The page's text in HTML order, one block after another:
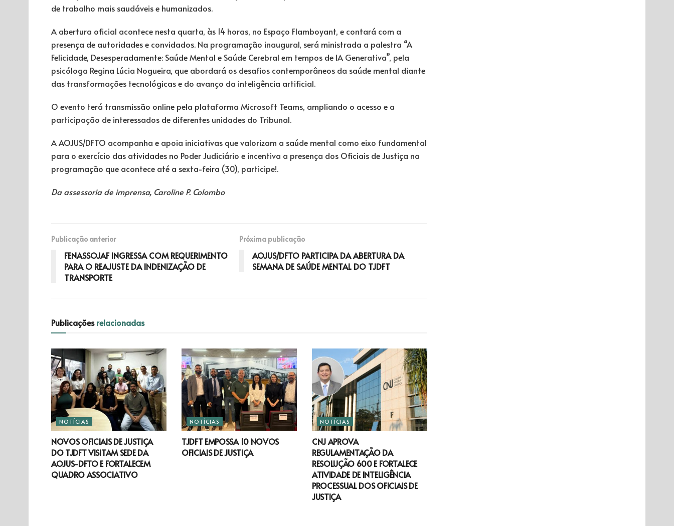
de trabalho mais saudáveis e humanizados.
A abertura oficial acontece nesta quarta, às 14 horas, no Espaço Flamboyant, e contará com a
presença de autoridades e convidados. Na programação inaugural, será ministrada a palestra “A
Felicidade, Desesperadamente: Saúde Mental e Saúde Cerebral em tempos de IA Generativa”, pela
psicóloga Regina Lúcia Nogueira, que abordará os desafios contemporâneos da saúde mental diante
das transformações tecnológicas e do avanço da inteligência artificial.
O evento terá transmissão online pela plataforma Microsoft Teams, ampliando o acesso e a
participação de interessados de diferentes unidades do Tribunal.
A AOJUS/DFTO acompanha e apoia iniciativas que valorizam a saúde mental como eixo fundamental
para o exercício das atividades no Poder Judiciário e incentiva a presença dos Oficiais de Justiça na
programação que acontece até a sexta-feira (30), participe!.
Da assessoria de imprensa, Caroline P. Colombo
Publicação anterior
FENASSOJAF INGRESSA COM REQUERIMENTO
PARA O REAJUSTE DA INDENIZAÇÃO DE
TRANSPORTE
Próxima publicação
AOJUS/DFTO PARTICIPA DA ABERTURA DA
SEMANA DE SAÚDE MENTAL DO TJDFT
Publicaçõesrelacionadas
NOTÍCIAS
NOVOS OFICIAIS DE JUSTIÇA
DO TJDFT VISITAM SEDE DA
AOJUS-DFTO E FORTALECEM
QUADRO ASSOCIATIVO
NOTÍCIAS
TJDFT EMPOSSA 10 NOVOS
OFICIAIS DE JUSTIÇA
NOTÍCIAS
CNJ APROVA
REGULAMENTAÇÃO DA
RESOLUÇÃO 600 E FORTALECE
ATIVIDADE DE INTELIGÊNCIA
PROCESSUAL DOS OFICIAIS DE
JUSTIÇA